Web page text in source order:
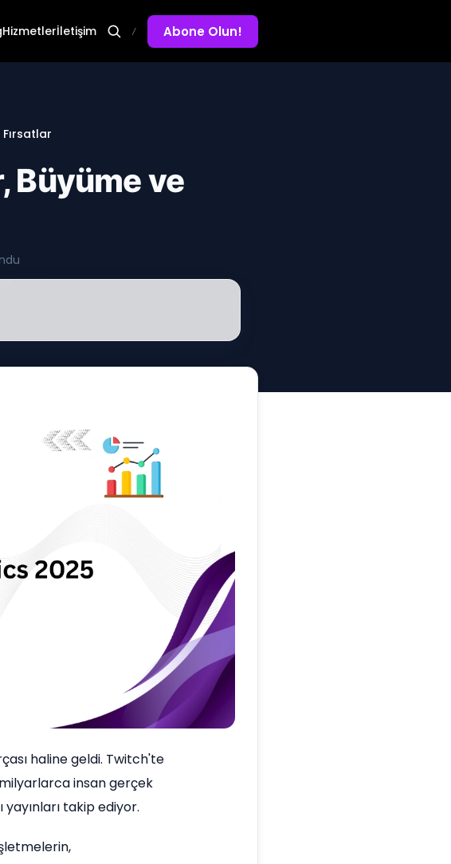
Hizmetlerİletişim / Abone Olun!
Büyüme ve
haline geldi. Twitch'te
insan gerçek
takip ediyor.